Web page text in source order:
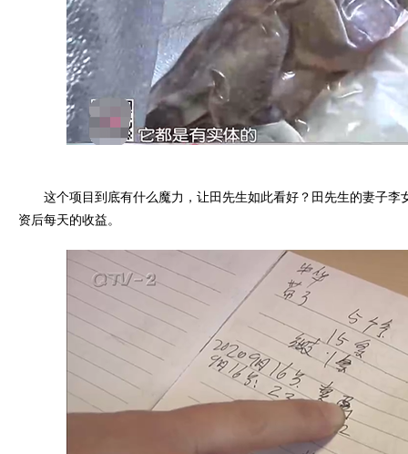
这个项目到底有什么魔力，让田先生如此看好？田先生的妻子李
资后每天的收益。